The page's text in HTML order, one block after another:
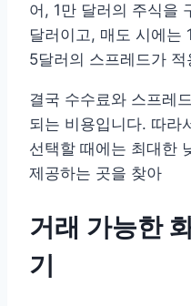
어, 1만 달러의 주식을
달러이고, 매도 시에는
5달러의 스프레드가
결국 수수료와 스프레
되는 비용입니다. 따라
선택할 때에는 최대한
제공하는 곳을 찾아
거래 가능한
기